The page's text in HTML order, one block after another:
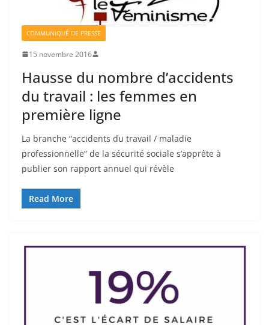
COMMUNIQUÉ DE PRESSE
15 novembre 2016
Hausse du nombre d’accidents
du travail : les femmes en
première ligne
La branche “accidents du travail / maladie
professionnelle” de la sécurité sociale s’apprête à
publier son rapport annuel qui révèle
Read More